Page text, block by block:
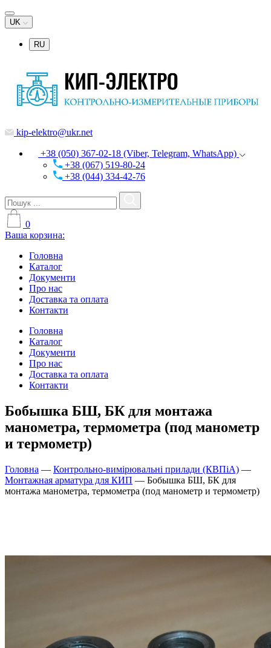
UK
RU
kip-elektro@ukr.net
+38 (050) 367-02-18 (Viber, Telegram, WhatsApp)
+38 (067) 519-80-24
+38 (044) 334-42-76
0
Ваша корзина:
Головна
Каталог
Документи
Про нас
Доставка та оплата
Контакти
Головна
Каталог
Документи
Про нас
Доставка та оплата
Контакти
Бобышка БШ, БК для монтажа
манометра, термометра (под манометр
и термометр)
Головна — Контрольно-вимірювальні прилади (КВПіА) —
Монтажная арматура для КИП — Бобышка БШ, БК для
монтажа манометра, термометра (под манометр и термометр)